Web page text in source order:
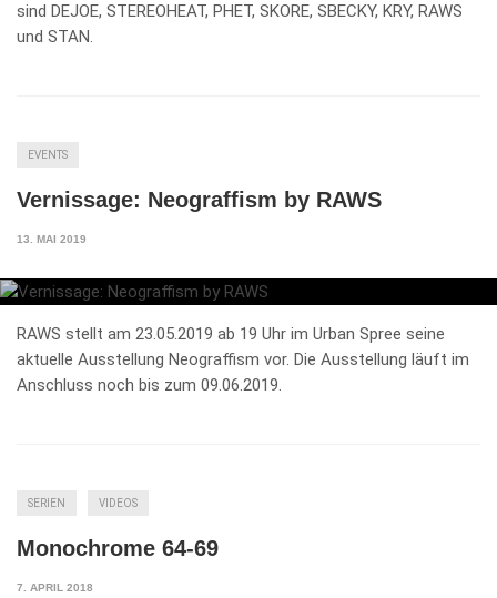
sind DEJOE, STEREOHEAT, PHET, SKORE, SBECKY, KRY, RAWS
und STAN.
EVENTS
Vernissage: Neograffism by RAWS
13. MAI 2019
RAWS stellt am 23.05.2019 ab 19 Uhr im Urban Spree seine
aktuelle Ausstellung Neograffism vor. Die Ausstellung läuft im
Anschluss noch bis zum 09.06.2019.
SERIEN VIDEOS
Monochrome 64-69
7. APRIL 2018